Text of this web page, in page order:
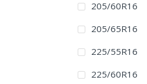
205/60R16
205/65R16
225/55R16
225/60R16